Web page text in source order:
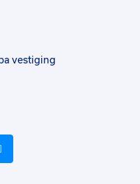
vestiging